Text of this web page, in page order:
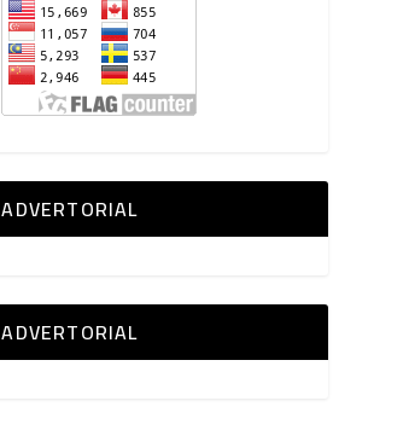
ADVERTORIAL
ADVERTORIAL